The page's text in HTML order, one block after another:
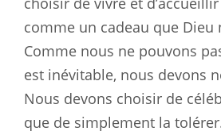
comme un cadeau que Dieu
Comme nous ne pouvons
est inévitable, nous devons
Nous devons choisir de
que de simplement la